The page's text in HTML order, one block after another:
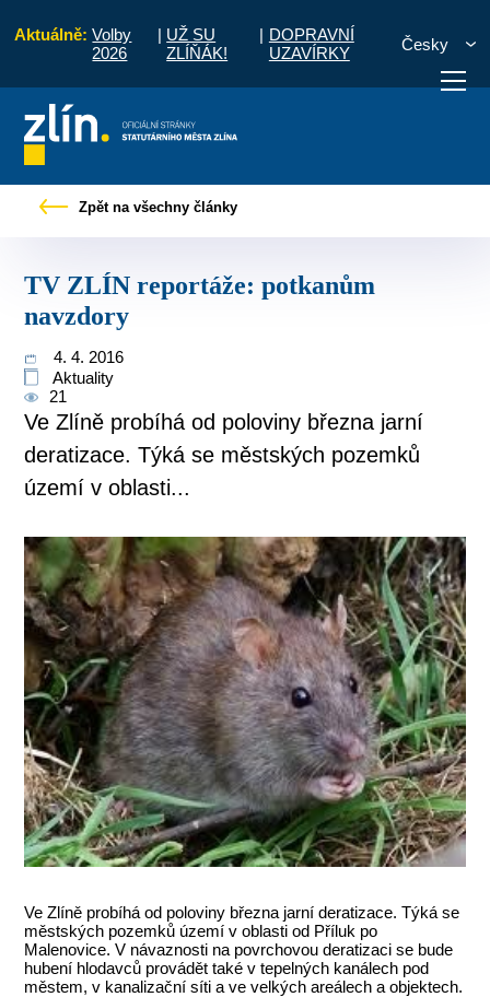
Aktuálně: Volby
2026
| UŽ SU
ZLÍŇÁK!
| DOPRAVNÍ
UZAVÍRKY
Česky
vyřídit Potřebuji zaplatit
Zpět na všechny články
TV ZLÍN reportáže: potkanům
navzdory
4. 4. 2016
Aktuality
21
Ve Zlíně probíhá od poloviny března jarní
deratizace. Týká se městských pozemků
území v oblasti...
Ve Zlíně probíhá od poloviny března jarní deratizace. Týká se
městských pozemků území v oblasti od Příluk po
Malenovice. V návaznosti na povrchovou deratizaci se bude
hubení hlodavců provádět také v tepelných kanálech pod
městem, v kanalizační síti a ve velkých areálech a objektech.